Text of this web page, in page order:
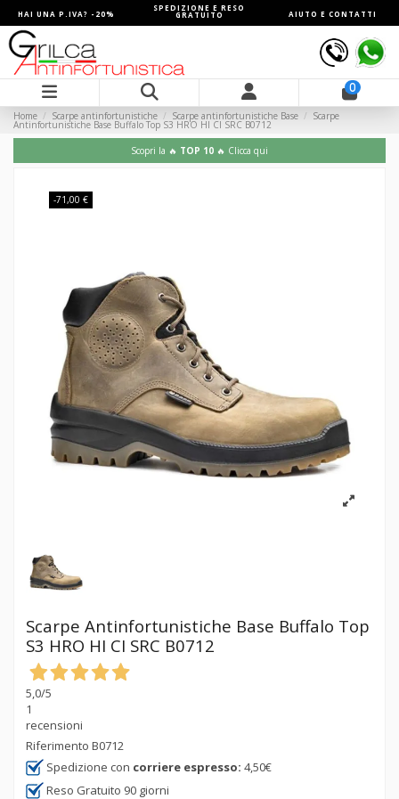
HAI UNA P.IVA? -20%
SPEDIZIONE E RESO
GRATUITO AIUTO E CONTATTI
0
Home Scarpe antinfortunistiche Scarpe antinfortunistiche Base Scarpe
Antinfortunistiche Base Buffalo Top S3 HRO HI CI SRC B0712
Scopri la 🔥 TOP 10 🔥 Clicca qui
-71,00 €
Scarpe Antinfortunistiche Base Buffalo Top
S3 HRO HI CI SRC B0712
5,0/5
1
recensioni
Riferimento B0712
Spedizione con corriere espresso: 4,50€
Reso Gratuito 90 giorni